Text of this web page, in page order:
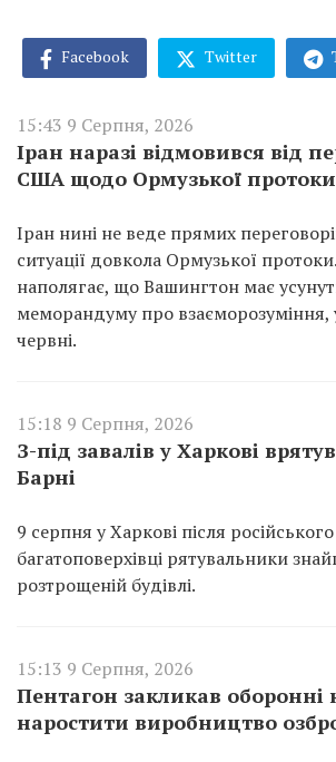
Facebook Twitter
15:43 9 Серпня, 2026
Іран наразі відмовився від
США щодо Ормузької протоки
Іран нині не веде прямих
ситуації довкола Ормузької
наполягає, що Вашингтон має
меморандуму про взаєморозуміння,
червні.
15:18 9 Серпня, 2026
З-під завалів у Харкові
Барні
9 серпня у Харкові після
багатоповерхівці рятувальники
розтрощеній будівлі.
15:13 9 Серпня, 2026
Пентагон закликав
наростити виробництво